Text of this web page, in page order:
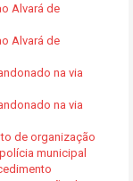
Alvará de
Alvará de
na via
na via
de organização
municipal